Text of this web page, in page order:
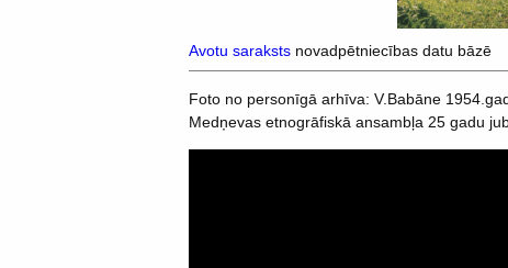
Avotu saraksts novadpētniecības datu bāzē
Foto no personīgā arhīva: V.Babāne
Medņevas etnogrāfiskā ansambļa 25 gadu